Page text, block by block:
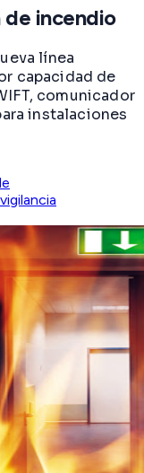
incendio
línea
capacidad de
comunicador
instalaciones